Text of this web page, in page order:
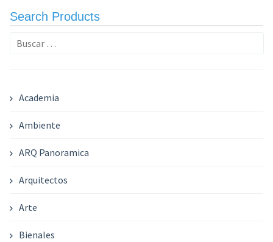
Search Products
Buscar:
Academia
Ambiente
ARQ Panoramica
Arquitectos
Arte
Bienales